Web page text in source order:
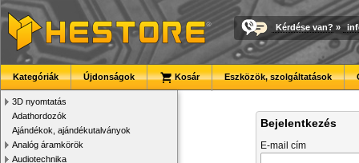
Kérdése van? »
Kategóriák Újdonságok Kosár Eszközök, szolgáltatások
3D nyomtatás
Adathordozók
Ajándékok, ajándékutalványok
Analóg áramkörök
Audiotechnika
Bejelentkezés
E-mail cím